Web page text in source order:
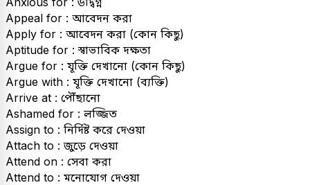
Appeal for : আবেদন করা
Apply for : আবেদন করা (কোন কিছু)
Aptitude for : স্বাভাবিক দক্ষতা
Argue for : যূক্তি দেখানো (কোন কিছু)
Argue with : যূক্তি দেখানো (ব্যক্তি)
Arrive at : পৌঁছানো
Ashamed for : লজ্জিত
Assign to : নির্দিষ্ট করে দেওয়া
Attach to : জুড়ে দেওয়া
Attend on : সেবা করা
Attend to : মনোযোগ দেওয়া